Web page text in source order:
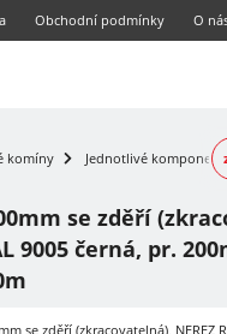
Obchodní podmínky O
komíny Jednotlivé
se zděří
9005 černá, pr.